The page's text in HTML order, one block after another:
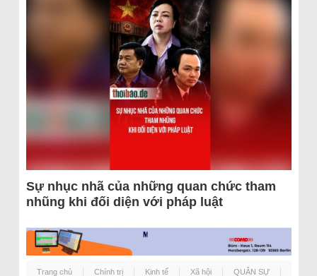
Sự nhục nhã của những quan chức tham
nhũng khi đối diện với pháp luật
Trang chủ Chính trị Kinh tế Xã hội QUÂN SỰ